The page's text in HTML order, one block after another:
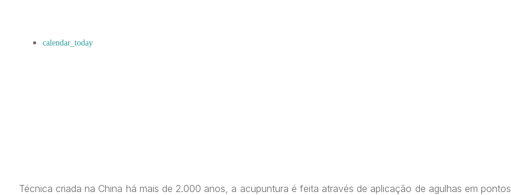
Técnica criada na China há mais de 2.000 anos, a acupuntura é feita através de aplicação de agulhas em pontos